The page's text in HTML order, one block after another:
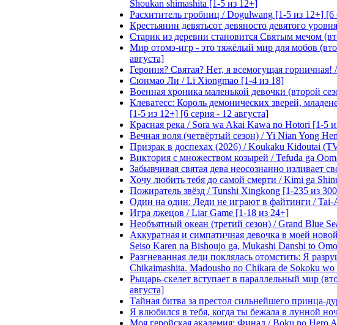
Shoukan shimashita [1-5 из 12+]
Расхититель гробниц / Dogulwang [1-5 из 12+] [6
Крестьянин девятьсот девяносто девятого
Старик из деревни становится Святым мечом
Мир отомэ-игр - это тяжёлый мир для мобов
августа]
Героиня? Святая? Нет, я всемогущая
Сюнмао Ли / Li Xiongmao [1-4 из 18]
Военная хроника маленькой девочки (второй
Клеватесс: Король демонических зверей,
[1-5 из 12+] [6 серия - 12 августа]
Красная река / Sora wa Akai Kawa no Hotori [1-5
Вечная воля (четвёртый сезон) / Yi Nian Yong
Призрак в доспехах (2026) / Koukaku Kidoutai
Виктория с множеством козырей / Tefuda ga
Забывчивая святая дева неосознанно
Хочу любить тебя до самой смерти / Kimi ga
Пожиратель звёзд / Tunshi Xingkong [1-235 из
Один на один: Леди не играют в файтинги / Tai-
Игра лжецов / Liar Game [1-18 из 24+]
Необъятный океан (третий сезон) / Grand Blue
Аккуратная и симпатичная девочка в моей
Seiso Karen na Bishoujo ga, Mukashi Danshi to
Разгневанная леди поклялась отомстить: Я
Chikaimashita. Madousho no Chikara de Sokoku
Рыцарь-скелет вступает в параллельный мир
августа]
Тайная битва за престол сильнейшего принца-
Я влюбился в тебя, когда ты бежала в лунной
Моя геройская академия: Финал / Boku no Hero